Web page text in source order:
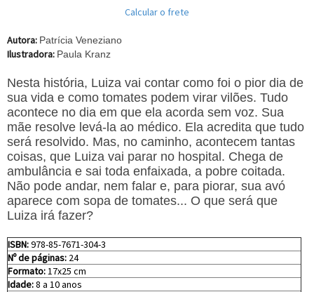
Calcular o frete
Autora: Patrícia Veneziano
Ilustradora: Paula Kranz
Nesta história, Luiza vai contar como foi o pior dia de
sua vida e como tomates podem virar vilões. Tudo
acontece no dia em que ela acorda sem voz. Sua
mãe resolve levá-la ao médico. Ela acredita que tudo
será resolvido. Mas, no caminho, acontecem tantas
coisas, que Luiza vai parar no hospital. Chega de
ambulância e sai toda enfaixada, a pobre coitada.
Não pode andar, nem falar e, para piorar, sua avó
aparece com sopa de tomates... O que será que
Luiza irá fazer?
ISBN:978-85-7671-304-3
Nº de páginas: 24
Formato:17x25 cm
Idade:8 a 10 anos